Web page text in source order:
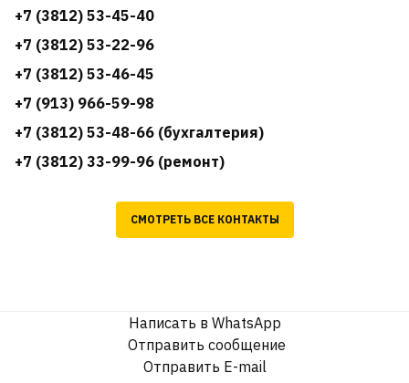
+7 (3812) 53-45-40
+7 (3812) 53-22-96
+7 (3812) 53-46-45
+7 (913) 966-59-98
+7 (3812) 53-48-66 (бухгалтерия)
+7 (3812) 33-99-96 (ремонт)
СМОТРЕТЬ ВСЕ КОНТАКТЫ
Написать в WhatsApp
Отправить сообщение
Отправить E-mail